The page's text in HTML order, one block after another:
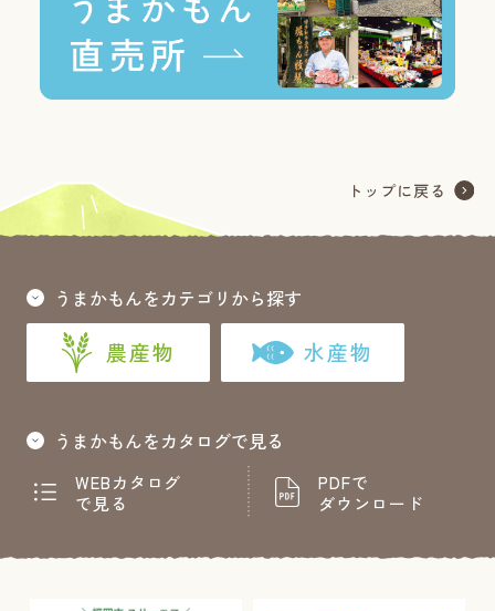
うまかもんをカテゴリから探す
農産物 水産物
うまかもんをカタログで見る
WEBカタログ
で見る
PDFで
ダウンロード